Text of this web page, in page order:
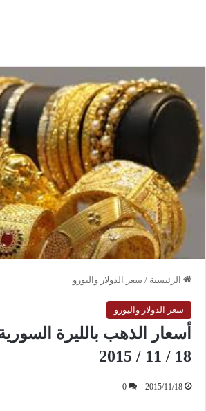
الرئيسية / سعر الدولار واليورو
سعر الدولار واليورو
أسعار الذهب بالليرة السورية
18 / 11 / 2015
2015/11/18
0